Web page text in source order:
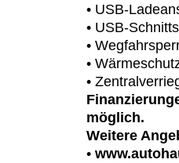
• USB-
• USB-
•
•
•
möglich.
Weitere
•